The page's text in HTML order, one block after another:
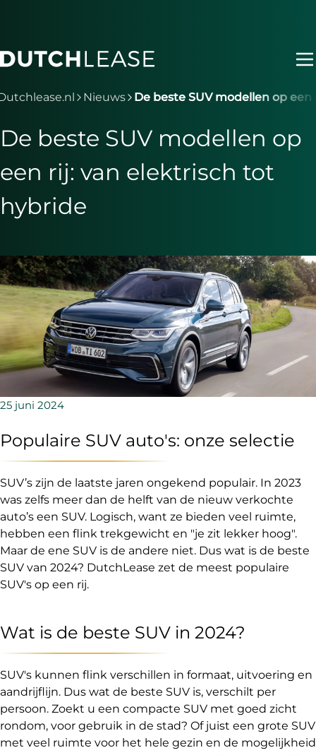
Je bent nu voorbij het hoofdmenu
Nieuws De beste SUV modellen op
De beste SUV modellen op
een rij: van elektrisch tot
hybride
25 juni 2024
Populaire SUV auto's: onze selectie
SUV’s zijn de laatste jaren ongekend populair. In 2023
was zelfs meer dan de helft van de nieuw verkochte
auto’s een SUV. Logisch, want ze bieden veel ruimte,
hebben een flink trekgewicht en "je zit lekker hoog".
Maar de ene SUV is de andere niet. Dus wat is de beste
SUV van 2024? DutchLease zet de meest populaire
SUV's op een rij.
Wat is de beste SUV in 2024?
SUV's kunnen flink verschillen in formaat, uitvoering en
aandrijflijn. Dus wat de beste SUV is, verschilt per
persoon. Zoekt u een compacte SUV met goed zicht
rondom, voor gebruik in de stad? Of juist een grote SUV
met veel ruimte voor het hele gezin en de mogelijkheid